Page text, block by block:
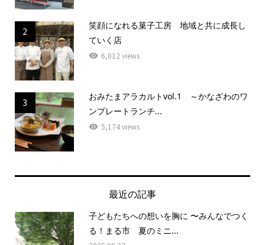
2
笑顔になれる菓子工房 地域と共に成長し
ていく店
6,012 views
3
おみたまアラカルトvol.1 ～かなざわのワ
ンプレートランチ...
5,174 views
最近の記事
子どもたちへの想いを胸に 〜みんなでつく
る！まる市 夏のミニ...